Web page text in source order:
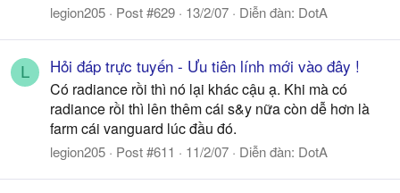
legion205 Post #629 13/2/07 Diễn đàn: DotA
L Hỏi đáp trực tuyến - Ưu tiên lính mới vào đây !
Có radiance rồi thì nó lại khác cậu ạ. Khi mà có
radiance rồi thì lên thêm cái s&y nữa còn dễ hơn là
farm cái vanguard lúc đầu đó.
legion205 Post #611 11/2/07 Diễn đàn: DotA